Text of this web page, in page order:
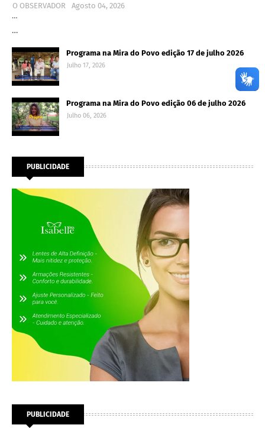
O OBSERVADOR
Agosto 04, 2026
…
…
Programa na Mira do Povo edição 17 de julho 2026
Julho 17, 2026
Programa na Mira do Povo edição 06 de julho 2026
Julho 06, 2026
PUBLICIDADE
PUBLICIDADE